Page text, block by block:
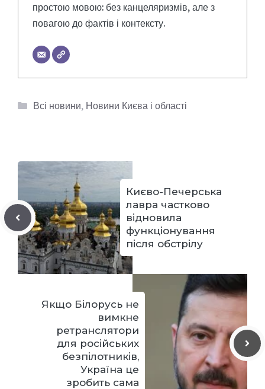
простою мовою: без канцеляризмів, але з
повагою до фактів і контексту.
Категорії
Всі новини, Новини Києва і області
Києво-Печерська
лавра частково
відновила
функціонування
після обстрілу
Якщо Білорусь не
вимкне
ретранслятори
для російських
безпілотників,
Україна це
зробить сама